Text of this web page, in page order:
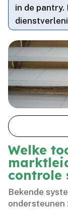
in de
Welke
controle
Bekende
ondersteunen